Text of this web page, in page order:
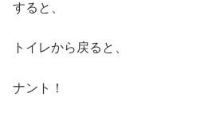
すると、
トイレから戻ると、
ナント！